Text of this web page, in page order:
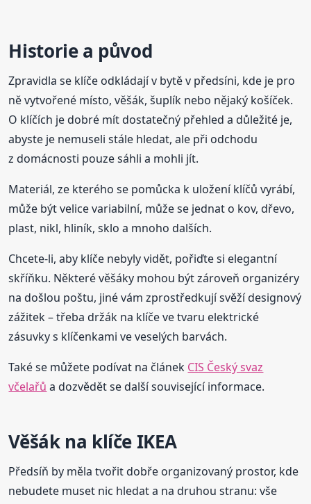
Historie a původ
Zpravidla se klíče odkládají v bytě v předsíni, kde je pro
ně vytvořené místo, věšák, šuplík nebo nějaký košíček.
O klíčích je dobré mít dostatečný přehled a důležité je,
abyste je nemuseli stále hledat, ale při odchodu
z domácnosti pouze sáhli a mohli jít.
Materiál, ze kterého se pomůcka k uložení klíčů vyrábí,
může být velice variabilní, může se jednat o kov, dřevo,
plast, nikl, hliník, sklo a mnoho dalších.
Chcete-li, aby klíče nebyly vidět, pořiďte si elegantní
skříňku. Některé věšáky mohou být zároveň organizéry
na došlou poštu, jiné vám zprostředkují svěží designový
zážitek – třeba držák na klíče ve tvaru elektrické
zásuvky s klíčenkami ve veselých barvách.
Také se můžete podívat na článek CIS Český svaz
včelařů a dozvědět se další související informace.
Věšák na klíče IKEA
Předsíň by měla tvořit dobře organizovaný prostor, kde
nebudete muset nic hledat a na druhou stranu: vše